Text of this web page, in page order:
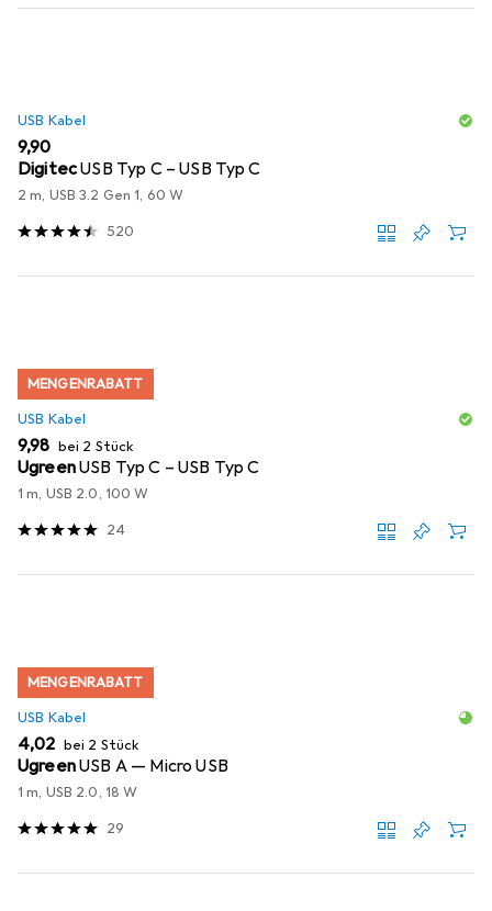
USB Kabel
EUR
9,90
DigitecUSB Typ C – USB Typ C
2 m, USB 3.2 Gen 1, 60 W
520
MENGENRABATT
USB Kabel
EUR
9,98 bei 2 Stück
UgreenUSB Typ C – USB Typ C
1 m, USB 2.0, 100 W
24
MENGENRABATT
USB Kabel
EUR
4,02 bei 2 Stück
UgreenUSB A — Micro USB
1 m, USB 2.0, 18 W
29